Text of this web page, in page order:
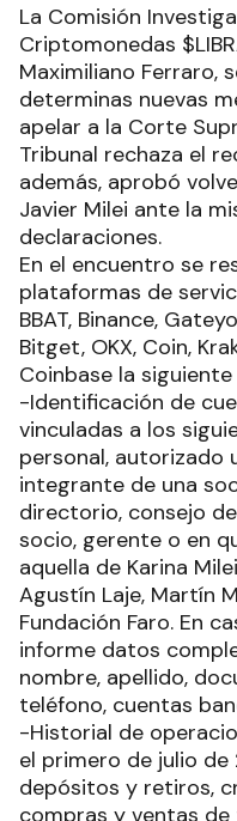
La Comisión
Criptomonedas
Maximiliano Ferraro,
determinas nuevas
apelar a la Corte
Tribunal rechaza el
además, aprobó
Javier Milei ante la
declaraciones.
En el encuentro se
plataformas de
BBAT, Binance,
Bitget, OKX, Coin,
Coinbase la
-Identificación de
vinculadas a los
personal, autorizado
integrante de una
directorio, consejo
socio, gerente o en
aquella de Karina
Agustín Laje, Martín
Fundación Faro. En
informe datos
nombre, apellido,
teléfono, cuentas
-Historial de
el primero de julio de
depósitos y retiros,
compras y ventas